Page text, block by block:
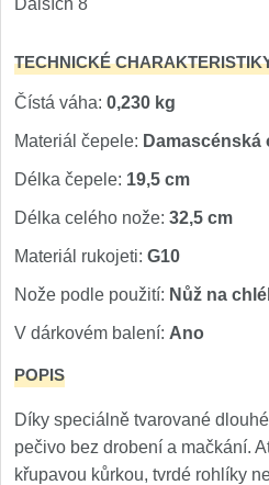
Nože Samura Bamboo 1
Ostřiče nožů V-Sharp
Brousky na nože 12
Doprodej 11
Značky 4
Dalších 8
TECHNICKÉ
Čístá váha: 0,230 kg
Materiál čepele: Damascénská
Délka čepele: 19,5 cm
Délka celého nože: 32,5 cm
Materiál rukojeti: G10
Nože podle použití: Nůž na
V dárkovém balení: Ano
POPIS
Díky speciálně tvarované
pečivo bez drobení a mačkání.
křupavou kůrkou, tvrdé rohlíky